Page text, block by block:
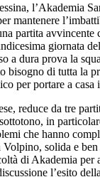
l’Akademia
mantenere
partita avvincente
giornata
a dura prova la
bisogno di tutta la
per portare a casa
reduce da tre
in
che hanno
solida e ben
di Akademia per
l’esito